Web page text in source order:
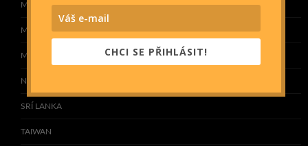
MALEDIVY
MALAJSIE
MONGOLSKO
NEPÁL
SRÍ LANKA
TAIWAN
CHCI SE PŘIHLÁSIT!